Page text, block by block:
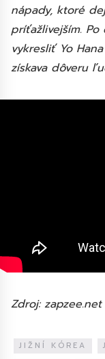
nápady, ktoré
príťažlivejším.
vykresliť Yo
získava dôveru
Zdroj: zapzee.net
JIŽNÍ KÓREA